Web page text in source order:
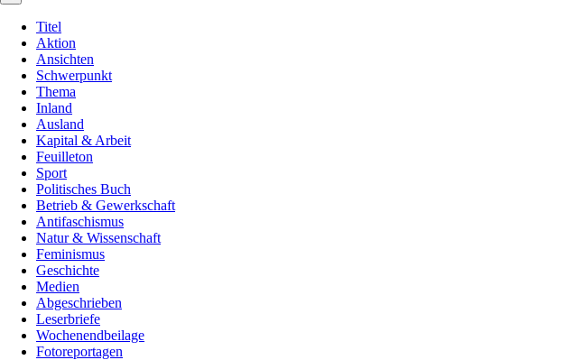
Titel
Aktion
Ansichten
Schwerpunkt
Thema
Inland
Ausland
Kapital & Arbeit
Feuilleton
Sport
Politisches Buch
Betrieb & Gewerkschaft
Antifaschismus
Natur & Wissenschaft
Feminismus
Geschichte
Medien
Abgeschrieben
Leserbriefe
Wochenendbeilage
Fotoreportagen